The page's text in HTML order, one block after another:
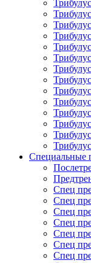
Специальные
Спец
Спец
Спец
Спец
Спец
Спец
Спец